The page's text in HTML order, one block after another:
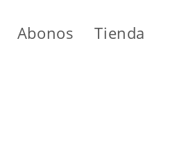
Abonos Tienda